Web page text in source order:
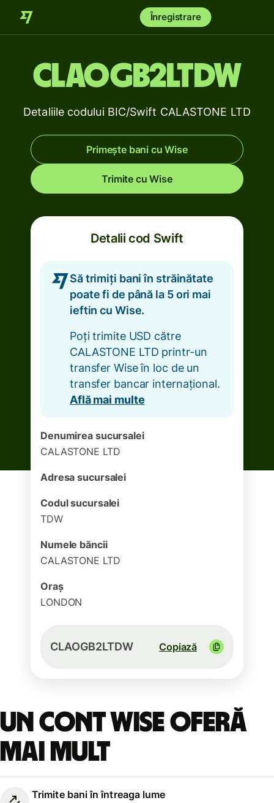
Înregistrare
CLAOGB2LTDW
Detaliile codului BIC/Swift CALASTONE LTD
Primește bani cu Wise
Trimite cu Wise
Detalii cod Swift
Să trimiți bani în străinătate
poate fi de până la 5 ori mai
ieftin cu Wise.
Poți trimite USD către
CALASTONE LTD printr-un
transfer Wise în loc de un
transfer bancar internațional.
Află mai multe
Denumirea sucursalei
CALASTONE LTD
Adresa sucursalei
Codul sucursalei
TDW
Numele băncii
CALASTONE LTD
Oraș
LONDON
CLAOGB2LTDW Copiază
Un cont Wise oferă
mai mult
Trimite bani în întreaga lume